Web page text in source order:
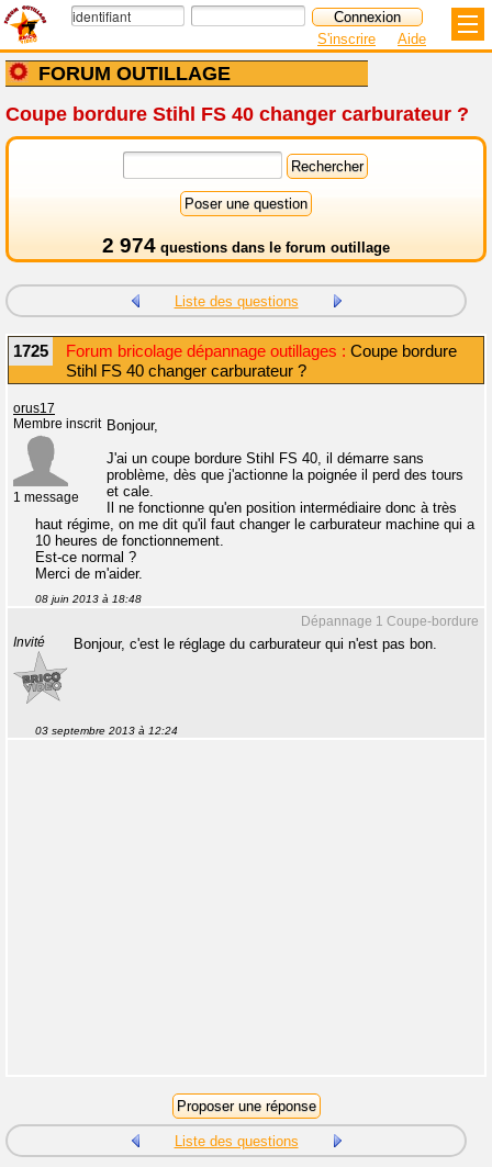
FORUM OUTILLAGE
S'inscrire Aide
Coupe bordure Stihl FS 40 changer carburateur ?
2 974 questions dans le forum outillage
Liste des questions
1725 Forum bricolage dépannage outillages : Coupe bordure
Stihl FS 40 changer carburateur ?
orus17
Membre inscrit
1 message
Bonjour,
J'ai un coupe bordure Stihl FS 40, il démarre sans
problème, dès que j'actionne la poignée il perd des tours
et cale.
Il ne fonctionne qu'en position intermédiaire donc à très
haut régime, on me dit qu'il faut changer le carburateur machine qui a
10 heures de fonctionnement.
Est-ce normal ?
Merci de m'aider.
08 juin 2013 à 18:48
Dépannage 1 Coupe-bordure
Invité Bonjour, c'est le réglage du carburateur qui n'est pas bon.
03 septembre 2013 à 12:24
Liste des questions